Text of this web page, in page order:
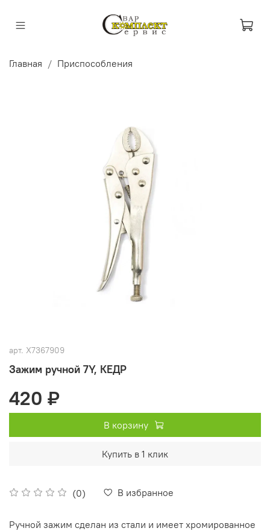
Главная Приспособления
арт. X7367909
Зажим ручной 7Y, КЕДР
(0) В избранное
420 ₽
В корзину
Купить в 1 клик
Ручной зажим сделан из стали и имеет хромированное